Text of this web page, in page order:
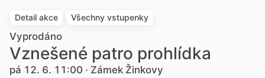
Detail akce Všechny vstupenky
Vyprodáno
Vznešené patro prohlídka
pá 12. 6. 11:00 · Zámek Žinkovy